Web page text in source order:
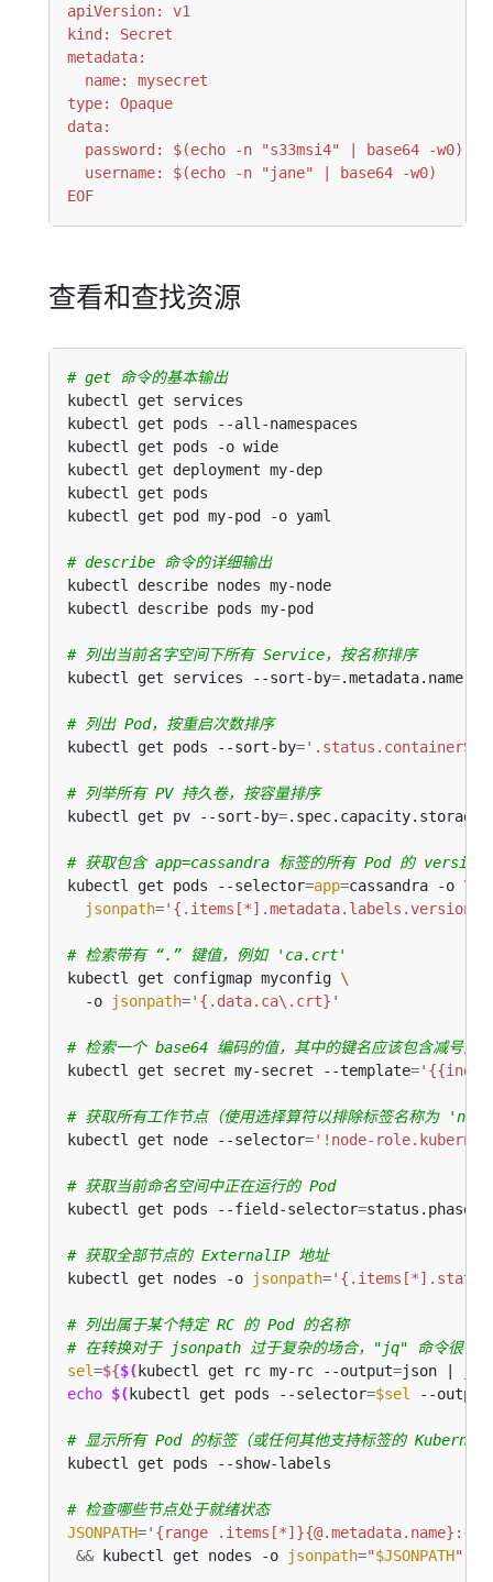
EOF
查看和查找资源
# get 命令的基本输出
kubectl get services
kubectl get pods --all-namespaces
kubectl get pods -o wide
kubectl get deployment my-dep
kubectl get pods
kubectl get pod my-pod -o yaml
# describe 命令的详细输出
# 列出当前名字空间下所有 Service，按名称排序
kubectl get services --sort-by=
# 列出 Pod，按重启次数排序
kubectl get pods --sort-by=
# 列举所有 PV 持久卷，按容量排序
kubectl get pv --sort-by=
# 获取包含 app=cassandra 标签的所有 Pod 的 version
kubectl get pods --selector=app=cassandra -o
jsonpath='{.items[*].metadata.labels.version}'
# 检索带有 “.” 键值，例如 'ca.crt'
kubectl get configmap myconfig
  -o
jsonpath='{.data.ca\.crt}'
# 检索一个 base64 编码的值，其中的键名应该包含减号而
kubectl get secret my-secret --template='{{index
# 获取所有工作节点（使用选择算符以排除标签名称
kubectl get node --selector='!node-
# 获取当前命名空间中正在运行的 Pod
kubectl get pods --field-selector=status.phase
# 获取全部节点的 ExternalIP 地址
kubectl get nodes -o
jsonpath=
# 列出属于某个特定 RC 的 Pod 的名称
# 在转换对于 jsonpath 过于复杂的场合，"jq" 命令
sel=${$( kubectl get rc my-rc --output=json |
echo $( kubectl get pods --selector=$sel --output
# 显示所有 Pod 的标签（或任何其他支持标签的
# 检查哪些节点处于就绪状态
JSONPATH='{range
&& kubectl get nodes -o jsonpath="$JSONPATH"